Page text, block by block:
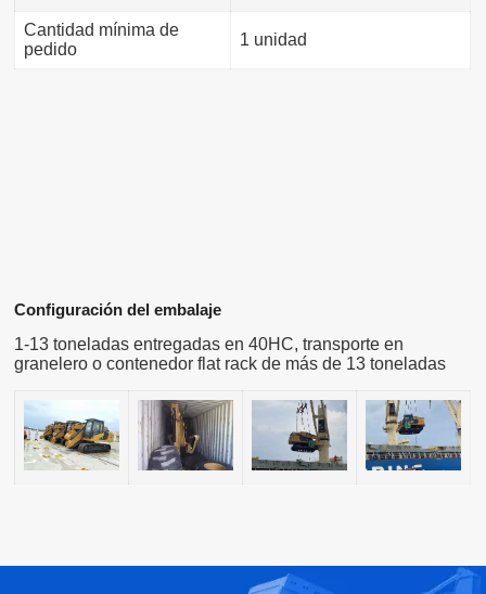
Cantidad mínima de
pedido
1 unidad
Configuración del embalaje
1-13 toneladas entregadas en 40HC, transporte en
granelero o contenedor flat rack de más de 13 toneladas